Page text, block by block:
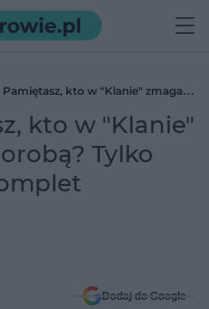
Pamiętasz, kto w "Klanie" zmagał się
punktów
kto w "Klanie"
Tylko
Dodaj do Google